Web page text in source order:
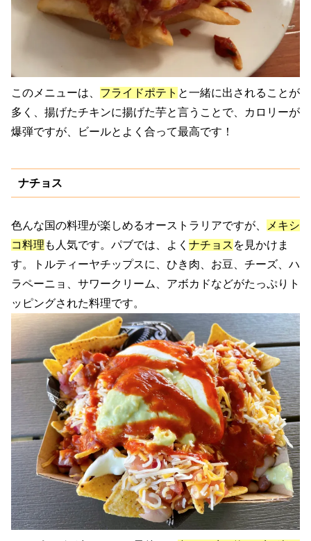
このメニューは、 フライドポテト と一緒に出されることが
多く、揚げたチキンに揚げた芋と言うことで、カロリーが
爆弾ですが、ビールとよく合って最高です！
ナチョス
色んな国の料理が楽しめるオーストラリアですが、
メキシ
コ料理 も人気です。パブでは、よく ナチョス を見かけま
す。トルティーヤチップスに、ひき肉、お豆、チーズ、ハ
ラペーニョ、サワークリーム、アボカドなどがたっぷりト
ッピングされた料理です。